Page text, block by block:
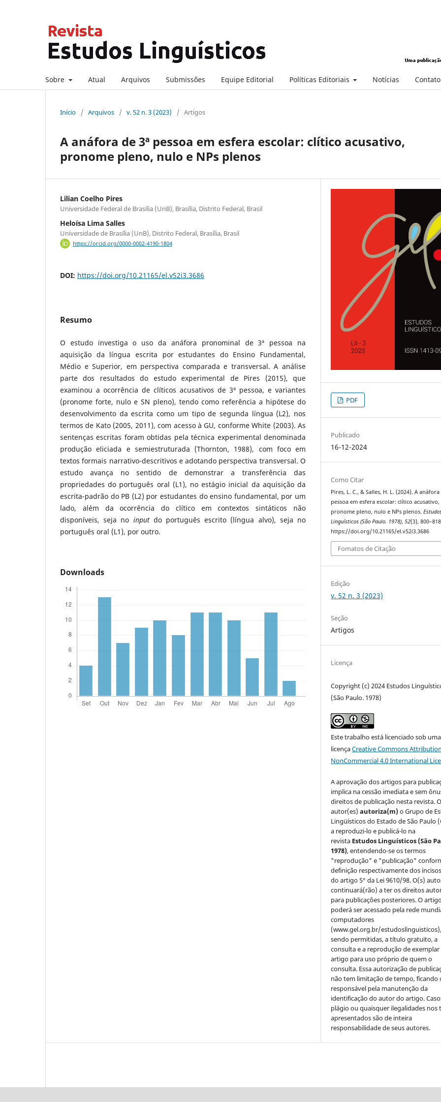
Sobre Atual Arquivos Submissões Equipe Editorial Políticas Editoriais Notícias Contato
Início / Arquivos / v. 52 n. 3 (2023) / Artigos
A anáfora de 3ª pessoa em esfera escolar: clítico acusativo,
pronome pleno, nulo e NPs plenos
Lilian Coelho Pires
Universidade Federal de Brasília (UnB), Brasília, Distrito Federal, Brasil
Heloísa Lima Salles
Universidade de Brasília (UnB), Distrito Federal, Brasília, Brasil
https://orcid.org/0000-0002-4190-1804
DOI: https://doi.org/10.21165/el.v52i3.3686
Resumo
O estudo investiga o uso da anáfora pronominal de 3ª pessoa na
aquisição da língua escrita por estudantes do Ensino Fundamental,
Médio e Superior, em perspectiva comparada e transversal. A análise
parte dos resultados do estudo experimental de Pires (2015), que
examinou a ocorrência de clíticos acusativos de 3ª pessoa, e variantes
(pronome forte, nulo e SN pleno), tendo como referência a hipótese do
desenvolvimento da escrita como um tipo de segunda língua (L2), nos
termos de Kato (2005, 2011), com acesso à GU, conforme White (2003). As
sentenças escritas foram obtidas pela técnica experimental denominada
produção eliciada e semiestruturada (Thornton, 1988), com foco em
textos formais narrativo-descritivos e adotando perspectiva transversal. O
estudo avança no sentido de demonstrar a transferência das
propriedades do português oral (L1), no estágio inicial da aquisição da
escrita-padrão do PB (L2) por estudantes do ensino fundamental, por um
lado, além da ocorrência do clítico em contextos sintáticos não
disponíveis, seja no inputdo português escrito (língua alvo), seja no
português oral (L1), por outro.
Downloads
PDF
Publicado
16-12-2024
Como Citar
Pires, L. C., & Salles, H. L. (2024). A anáfora
pessoa em esfera escolar: clítico acusativo,
pronome pleno, nulo e NPs plenos.
Linguísticos (São Paulo. 1978),52(3),
https://doi.org/10.21165/el.v52i3.3686
Fomatos de Citação
Edição
v. 52 n. 3 (2023)
Seção
Artigos
Licença
Copyright (c) 2024 Estudos
(São Paulo. 1978)
Este trabalho está licenciado sob uma
licençaCreative Commons
NonCommercial 4.0 International
A aprovação dos artigos para
implica na cessão imediata e sem
direitos de publicação nesta revista.
autor(es)autoriza(m)o Grupo de
Lingüísticos do Estado de São Paulo
a reproduzi-lo e publicá-lo na
revista Estudos Linguísticos(São
1978), entendendo-se os termos
"reprodução" e "publicação"
definição respectivamente dos
do artigo 5° da Lei 9610/98. O(s)
continuará(rão) a ter os direitos
para publicações posteriores. O
poderá ser acessado pela rede
computadores
(www.gel.org.br/estudoslinguisticos),
sendo permitidas, a título gratuito, a
consulta e a reprodução de
artigo para uso próprio de quem o
consulta. Essa autorização de
não tem limitação de tempo, ficando
responsável pela manutenção da
identificação do autor do artigo.
plágio ou quaisquer ilegalidades nos
apresentados são de inteira
responsabilidade de seus autores.